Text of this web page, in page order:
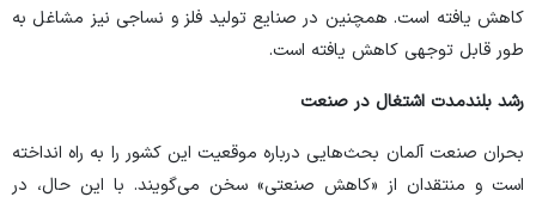
کاهش یافته است. همچنین در صنایع تولید فلز و نساجی نیز مشاغل به
طور قابل توجهی کاهش یافته است.
رشد بلندمدت اشتغال در صنعت
بحران صنعت آلمان بحث‌هایی درباره موقعیت این کشور را به راه انداخته
است و منتقدان از «کاهش صنعتی» سخن می‌گویند. با این حال، در